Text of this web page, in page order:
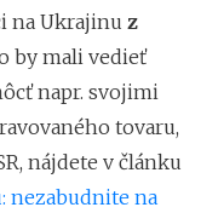
na Ukrajinu z
by mali vedieť
napr. svojimi
tovaru,
nájdete v článku
nezabudnite na